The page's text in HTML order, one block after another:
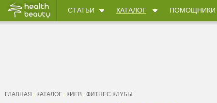
СТАТЬИ КАТАЛОГ ПОМОЩНИКИ
ГЛАВНАЯ : КАТАЛОГ : КИЕВ : ФИТНЕС КЛУБЫ